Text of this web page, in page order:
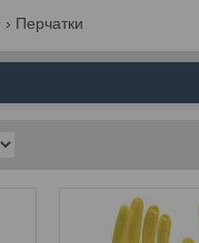
Перчатки